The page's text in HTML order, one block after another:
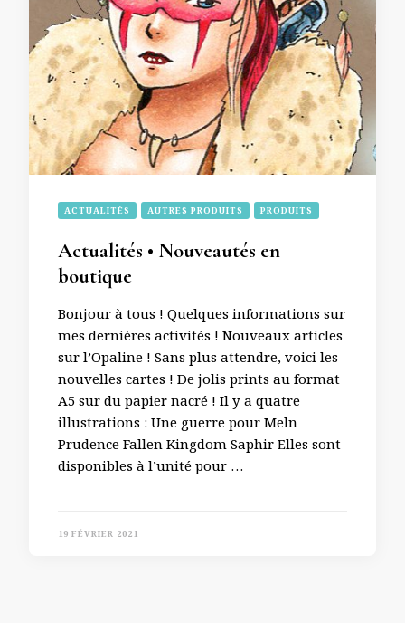
ACTUALITÉS AUTRES PRODUITS PRODUITS
Actualités • Nouveautés en
boutique
Bonjour à tous ! Quelques informations sur
mes dernières activités ! Nouveaux articles
sur l’Opaline ! Sans plus attendre, voici les
nouvelles cartes ! De jolis prints au format
A5 sur du papier nacré ! Il y a quatre
illustrations : Une guerre pour Meln
Prudence Fallen Kingdom Saphir Elles sont
disponibles à l’unité pour …
19 FÉVRIER 2021